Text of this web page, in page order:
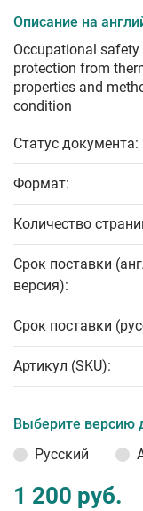
Описание на
Occupational
protection from
properties and
condition
Статус документа:
Формат:
Количество
Срок поставки
версия):
Срок поставки
Артикул (SKU):
Выберите версию
Русский
1 200 руб.